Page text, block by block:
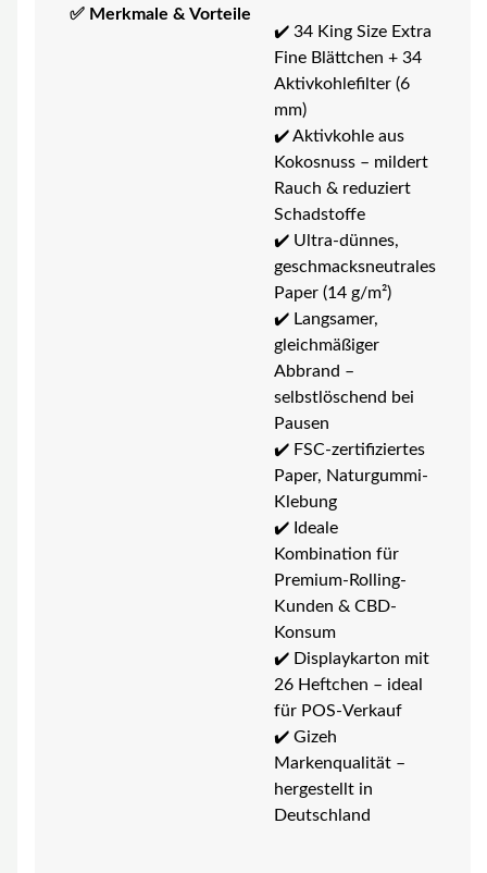
✅ Merkmale & Vorteile
✔️ 34 King Size Extra
Fine Blättchen + 34
Aktivkohlefilter (6
mm)
✔️ Aktivkohle aus
Kokosnuss – mildert
Rauch & reduziert
Schadstoffe
✔️ Ultra-dünnes,
geschmacksneutrales
Paper (14 g/m²)
✔️ Langsamer,
gleichmäßiger
Abbrand –
selbstlöschend bei
Pausen
✔️ FSC-zertifiziertes
Paper, Naturgummi-
Klebung
✔️ Ideale
Kombination für
Premium-Rolling-
Kunden & CBD-
Konsum
✔️ Displaykarton mit
26 Heftchen – ideal
für POS-Verkauf
✔️ Gizeh
Markenqualität –
hergestellt in
Deutschland